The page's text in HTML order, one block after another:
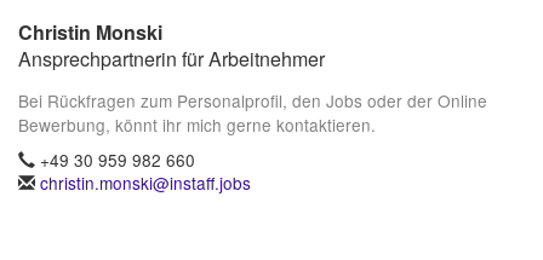
Christin Monski
Ansprechpartnerin für Arbeitnehmer
Bei Rückfragen zum Personalprofil, den Jobs oder der Online
Bewerbung, könnt ihr mich gerne kontaktieren.
+49 30 959 982 660
christin.monski@instaff.jobs